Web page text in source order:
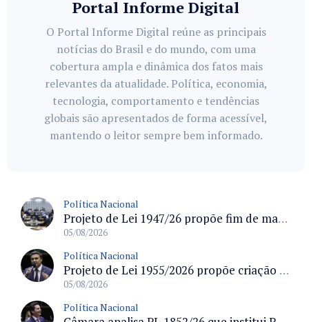
Portal Informe Digital
O Portal Informe Digital reúne as principais
notícias do Brasil e do mundo, com uma
cobertura ampla e dinâmica dos fatos mais
relevantes da atualidade. Política, economia,
tecnologia, comportamento e tendências
globais são apresentados de forma acessível,
mantendo o leitor sempre bem informado.
Política Nacional
Projeto de Lei 1947/26 propõe fim de margens para cartão de crédito e consignado do INSS
05/08/2026
Política Nacional
Projeto de Lei 1955/2026 propõe criação de geração livre de fumo ao restringir venda de vapes a nascidos desde 1º de janeiro de 2009
05/08/2026
Política Nacional